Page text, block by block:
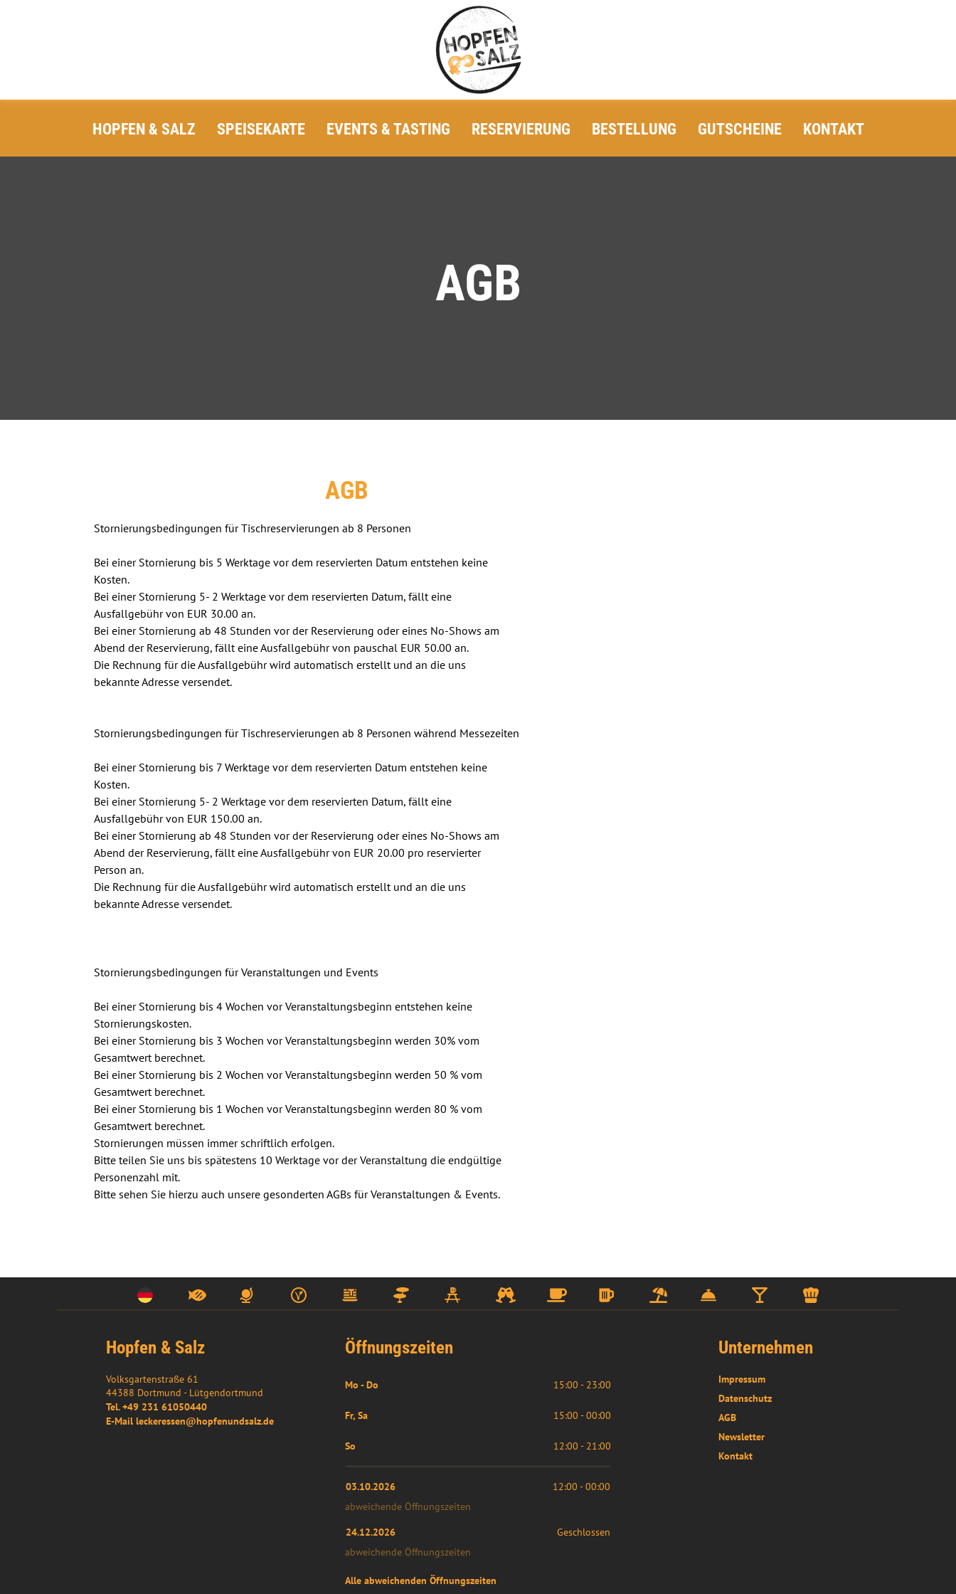
HOPFEN & SALZ SPEISEKARTE EVENTS & TASTING RESERVIERUNG BESTELLUNG GUTSCHEINE KONTAKT
AGB
AGB
Stornierungsbedingungen für Tischreservierungen ab 8 Personen
Bei einer Stornierung bis 5 Werktage vor dem reservierten Datum entstehen keine
Kosten.
Bei einer Stornierung 5- 2 Werktage vor dem reservierten Datum, fällt eine
Ausfallgebühr von EUR 30.00 an.
Bei einer Stornierung ab 48 Stunden vor der Reservierung oder eines No-Shows am
Abend der Reservierung, fällt eine Ausfallgebühr von pauschal EUR 50.00 an.
Die Rechnung für die Ausfallgebühr wird automatisch erstellt und an die uns
bekannte Adresse versendet.
Stornierungsbedingungen für Tischreservierungen ab 8 Personen während Messezeiten
Bei einer Stornierung bis 7 Werktage vor dem reservierten Datum entstehen keine
Kosten.
Bei einer Stornierung 5- 2 Werktage vor dem reservierten Datum, fällt eine
Ausfallgebühr von EUR 150.00 an.
Bei einer Stornierung ab 48 Stunden vor der Reservierung oder eines No-Shows am
Abend der Reservierung, fällt eine Ausfallgebühr von EUR 20.00 pro reservierter
Person an.
Die Rechnung für die Ausfallgebühr wird automatisch erstellt und an die uns
bekannte Adresse versendet.
Stornierungsbedingungen für Veranstaltungen und Events
Bei einer Stornierung bis 4 Wochen vor Veranstaltungsbeginn entstehen keine
Stornierungskosten.
Bei einer Stornierung bis 3 Wochen vor Veranstaltungsbeginn werden 30% vom
Gesamtwert berechnet.
Bei einer Stornierung bis 2 Wochen vor Veranstaltungsbeginn werden 50 % vom
Gesamtwert berechnet.
Bei einer Stornierung bis 1 Wochen vor Veranstaltungsbeginn werden 80 % vom
Gesamtwert berechnet.
Stornierungen müssen immer schriftlich erfolgen.
Bitte teilen Sie uns bis spätestens 10 Werktage vor der Veranstaltung die endgültige
Personenzahl mit.
Bitte sehen Sie hierzu auch unsere gesonderten AGBs für Veranstaltungen & Events.
Hopfen & Salz
Volksgartenstraße 61
44388 Dortmund - Lütgendortmund
Tel. +49 231 61050440
E-Mail leckeressen@hopfenundsalz.de
Öffnungszeiten
Mo - Do 15:00 - 23:00
Fr, Sa 15:00 - 00:00
So 12:00 - 21:00
03.10.2026 12:00 - 00:00
abweichende Öffnungszeiten
24.12.2026
Geschlossen
abweichende Öffnungszeiten
Alle abweichenden Öffnungszeiten
Unternehmen
Impressum
Datenschutz
AGB
Newsletter
Kontakt